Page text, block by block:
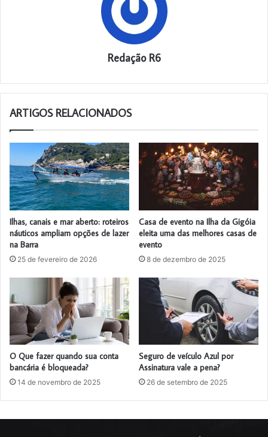
Redação R6
ARTIGOS RELACIONADOS
Ilhas, canais e mar aberto: roteiros
náuticos ampliam opções de lazer
na Barra
25 de fevereiro de 2026
Casa de evento na Ilha da Gigóia
eleita uma das melhores casas de
evento
8 de dezembro de 2025
O Que fazer quando sua conta
bancária é bloqueada?
14 de novembro de 2025
Seguro de veículo Azul por
Assinatura vale a pena?
26 de setembro de 2025